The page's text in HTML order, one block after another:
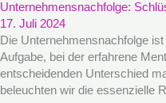
Unternehmensnachfolge:
17. Juli 2024
Die Unternehmensnachfolge
Aufgabe, bei der erfahrene
entscheidenden Unterschied
beleuchten wir die essenzielle